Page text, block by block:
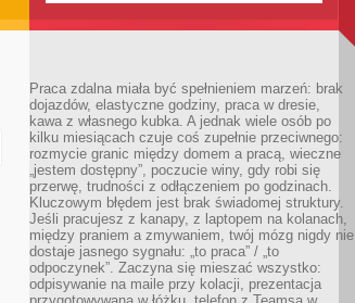
Praca zdalna miała być spełnieniem marzeń: brak
dojazdów, elastyczne godziny, praca w dresie,
kawa z własnego kubka. A jednak wiele osób po
kilku miesiącach czuje coś zupełnie przeciwnego:
rozmycie granic między domem a pracą, wieczne
„jestem dostępny”, poczucie winy, gdy robi się
przerwę, trudności z odłączeniem po godzinach.
Kluczowym błędem jest brak świadomej struktury.
Jeśli pracujesz z kanapy, z laptopem na kolanach,
między praniem a zmywaniem, twój mózg nigdy nie
dostaje jasnego sygnału: „to praca” / „to
odpoczynek”. Zaczyna się mieszać wszystko:
odpisywanie na maile przy kolacji, prezentacja